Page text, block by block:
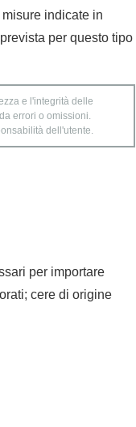
indicate in
per questo tipo
e l'integrità delle
errori o omissioni.
dell'utente.
per importare
cere di origine